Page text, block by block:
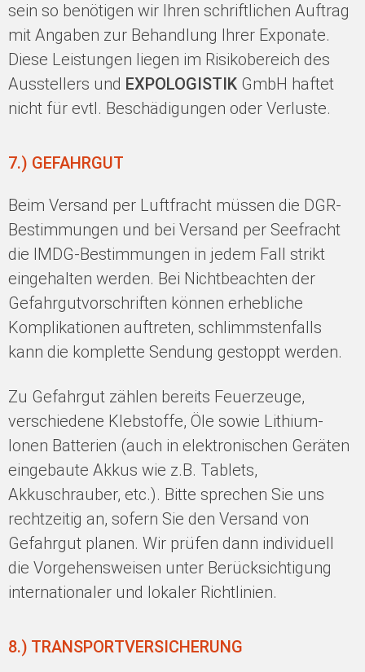
sein so benötigen wir Ihren schriftlichen Auftrag
mit Angaben zur Behandlung Ihrer Exponate.
Diese Leistungen liegen im Risikobereich des
Ausstellers und EXPOLOGISTIK GmbH haftet
nicht für evtl. Beschädigungen oder Verluste.
7.) GEFAHRGUT
Beim Versand per Luftfracht müssen die DGR-
Bestimmungen und bei Versand per Seefracht
die IMDG-Bestimmungen in jedem Fall strikt
eingehalten werden. Bei Nichtbeachten der
Gefahrgutvorschriften können erhebliche
Komplikationen auftreten, schlimmstenfalls
kann die komplette Sendung gestoppt werden.
Zu Gefahrgut zählen bereits Feuerzeuge,
verschiedene Klebstoffe, Öle sowie Lithium-
Ionen Batterien (auch in elektronischen Geräten
eingebaute Akkus wie z.B. Tablets,
Akkuschrauber, etc.). Bitte sprechen Sie uns
rechtzeitig an, sofern Sie den Versand von
Gefahrgut planen. Wir prüfen dann individuell
die Vorgehensweisen unter Berücksichtigung
internationaler und lokaler Richtlinien.
8.) TRANSPORTVERSICHERUNG